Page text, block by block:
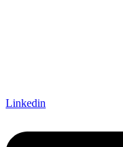
Linkedin